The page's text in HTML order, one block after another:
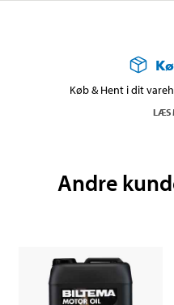
Køb & Hent i dit
LÆS
Andre